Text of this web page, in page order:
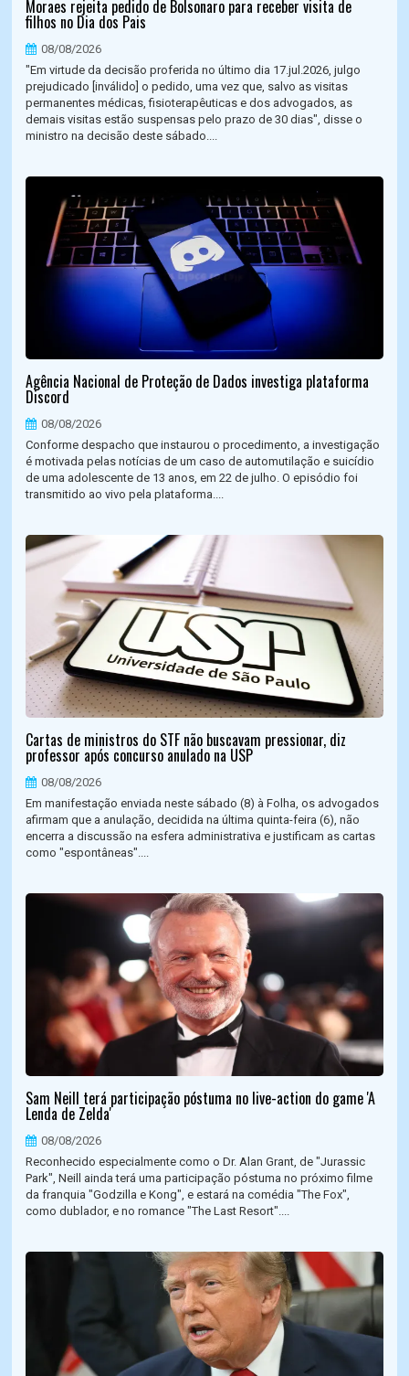
Moraes rejeita pedido de Bolsonaro para receber visita de
filhos no Dia dos Pais
08/08/2026
"Em virtude da decisão proferida no último dia 17.jul.2026, julgo
prejudicado [inválido] o pedido, uma vez que, salvo as visitas
permanentes médicas, fisioterapêuticas e dos advogados, as
demais visitas estão suspensas pelo prazo de 30 dias", disse o
ministro na decisão deste sábado....
Agência Nacional de Proteção de Dados investiga plataforma
Discord
08/08/2026
Conforme despacho que instaurou o procedimento, a investigação
é motivada pelas notícias de um caso de automutilação e suicídio
de uma adolescente de 13 anos, em 22 de julho. O episódio foi
transmitido ao vivo pela plataforma....
Cartas de ministros do STF não buscavam pressionar, diz
professor após concurso anulado na USP
08/08/2026
Em manifestação enviada neste sábado (8) à Folha, os advogados
afirmam que a anulação, decidida na última quinta-feira (6), não
encerra a discussão na esfera administrativa e justificam as cartas
como "espontâneas"....
Sam Neill terá participação póstuma no live-action do game 'A
Lenda de Zelda'
08/08/2026
Reconhecido especialmente como o Dr. Alan Grant, de "Jurassic
Park", Neill ainda terá uma participação póstuma no próximo filme
da franquia "Godzilla e Kong", e estará na comédia "The Fox",
como dublador, e no romance "The Last Resort"....